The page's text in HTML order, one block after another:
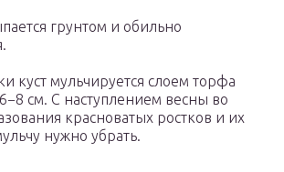
грунтом и обильно
куст мульчируется слоем торфа
см. С наступлением весны во
красноватых ростков и их
нужно убрать.